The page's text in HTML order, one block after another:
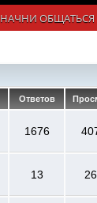
НАЧНИ ОБЩАТЬСЯ
Ответов
1676
13